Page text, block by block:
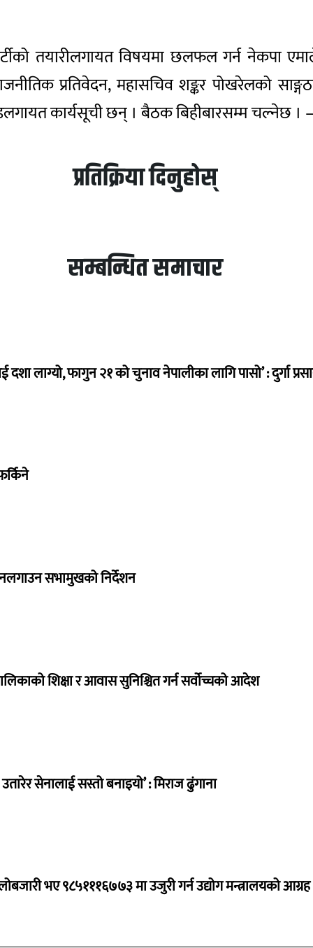
तयारीलगायत विषयमा छलफल गर्न नेकपा
प्रतिवेदन, महासचिव शङ्कर पोखरेलको
कार्यसूची छन् । बैठक बिहीबारसम्म चल्नेछ ।
प्रतिक्रिया दिनुहोस्
सम्बन्धित समाचार
दशा लाग्यो, फागुन २१ को चुनाव नेपालीका लागि पासो’ : दुर्गा
सभामुखको निर्देशन
शिक्षा र आवास सुनिश्चित गर्न सर्वोच्चको आदेश
उतारेर सेनालाई सस्तो बनाइयो’ : मिराज ढुंगाना
भए ९८५१११६७७३ मा उजुरी गर्न उद्योग मन्त्रालयको आग्रह